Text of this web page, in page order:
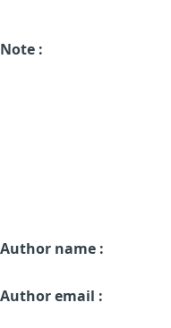
Note :
Author name :
Author email :